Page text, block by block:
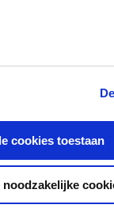
cookies toestaan
noodzakelijke